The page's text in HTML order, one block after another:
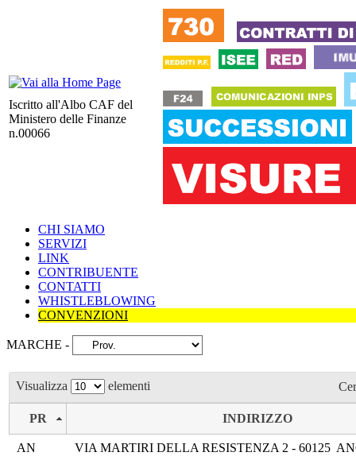
Iscritto all'Albo CAF del
Ministero delle Finanze
n.00066
CHI SIAMO
SERVIZI
LINK
CONTRIBUENTE
CONTATTI
WHISTLEBLOWING
CONVENZIONI
MARCHE -
Visualizza elementi
PR INDIRIZZO
AN
VIA MARTIRI DELLA RESISTENZA 2 - 60125